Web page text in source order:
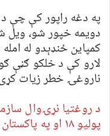
په دغه راپور کې چې
دویمه خپور شو،
کمپاین ځنډېدو له
لارو کې د خلکو ګڼې
ناروغۍ خطر زیات
د روغتیا نړۍوال
پولیو ۱۸ او په پاکستان کې ۱۷ نوې پېښې تایید کړې دي.